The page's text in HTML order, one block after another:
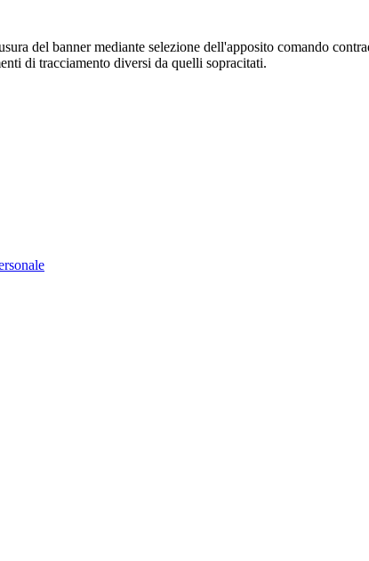
del banner mediante selezione dell'apposito comando
di tracciamento diversi da quelli sopracitati.